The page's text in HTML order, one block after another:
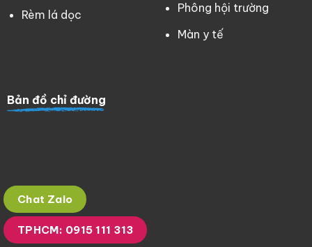
Rèm lá dọc
Phông hội trường
Màn y tế
Bản đồ chỉ đường
Chat Zalo
TPHCM: 0915 111 313